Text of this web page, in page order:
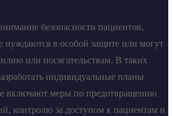
безопасности пациентов,
нуждаются в особой защите или могут
или посягательствам. В таких
индивидуальные планы
включают меры по предотвращению
контролю за доступом к пациентам и